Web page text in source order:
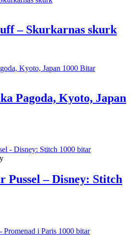
– Skurkarnas skurk
Pagoda, Kyoto, Japan
Pussel – Disney: Stitch